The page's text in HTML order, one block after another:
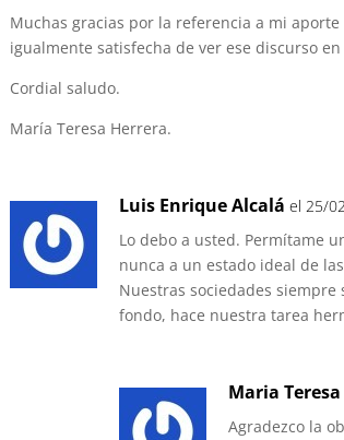
Muchas gracias por la referencia a mi
igualmente satisfecha de ver ese discurso
Cordial saludo.
María Teresa Herrera.
Luis Enrique Alcalá el 25/
Lo debo a usted. Permítame
nunca a un estado ideal de
Nuestras sociedades
fondo, hace nuestra tarea
Maria Teresa
Agradezco la